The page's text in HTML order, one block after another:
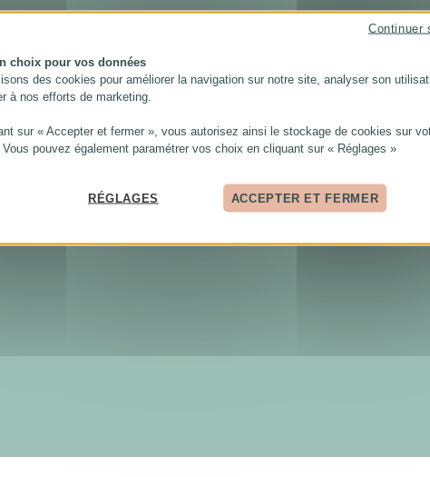
choix pour vos données
des cookies pour améliorer la navigation sur notre site, analyser son
à nos efforts de marketing.
sur « Accepter et fermer », vous autorisez ainsi le stockage de cookies sur
Vous pouvez également paramétrer vos choix en cliquant sur « Réglages »
RÉGLAGES ACCEPTER ET FERMER
Continuer